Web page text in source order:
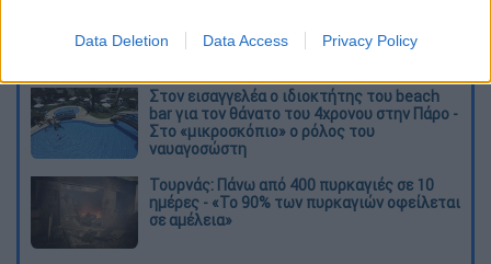
Data Deletion Data Access Privacy Policy
είμαστε αδέλφια»
Στον εισαγγελέα ο ιδιοκτήτης του beach
bar για τον θάνατο του 4χρονου στην Πάρο -
Στο «μικροσκόπιο» ο ρόλος του
ναυαγοσώστη
Τουρνάς: Πάνω από 400 πυρκαγιές σε 10
ημέρες - «Το 90% των πυρκαγιών οφείλεται
σε αμέλεια»